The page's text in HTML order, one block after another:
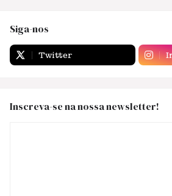
Siga-nos
Twitter
Inscreva-se na nossa newsletter!